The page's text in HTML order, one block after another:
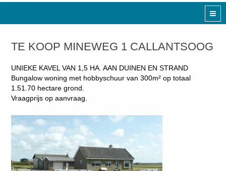
TE KOOP MINEWEG 1 CALLANTSOOG
UNIEKE KAVEL VAN 1,5 HA. AAN DUINEN EN STRAND
Bungalow woning met hobbyschuur van 300m² op totaal
1.51.70 hectare grond.
Vraagprijs op aanvraag.